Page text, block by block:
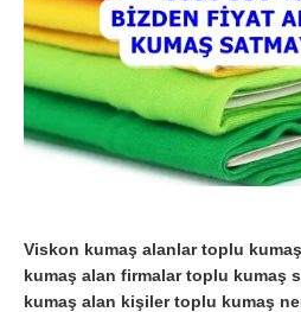
Viskon kumaş alanlar toplu
kumaş alan firmalar toplu kumaş
kumaş alan kişiler toplu kumaş